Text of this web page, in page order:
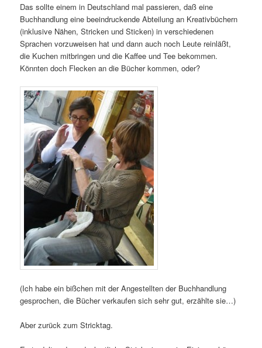
Das sollte einem in Deutschland mal passieren, daß eine
Buchhandlung eine beeindruckende Abteilung an Kreativbüchern
(inklusive Nähen, Stricken und Sticken) in verschiedenen
Sprachen vorzuweisen hat und dann auch noch Leute reinläßt,
die Kuchen mitbringen und die Kaffee und Tee bekommen.
Könnten doch Flecken an die Bücher kommen, oder?
(Ich habe ein bißchen mit der Angestellten der Buchhandlung
gesprochen, die Bücher verkaufen sich sehr gut, erzählte sie…)
Aber zurück zum Stricktag.